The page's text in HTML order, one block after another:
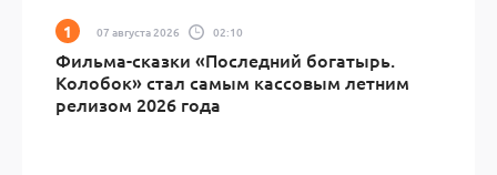
07 августа 2026 02:10
Фильма-сказки «Последний богатырь.
Колобок» стал самым кассовым летним
релизом 2026 года